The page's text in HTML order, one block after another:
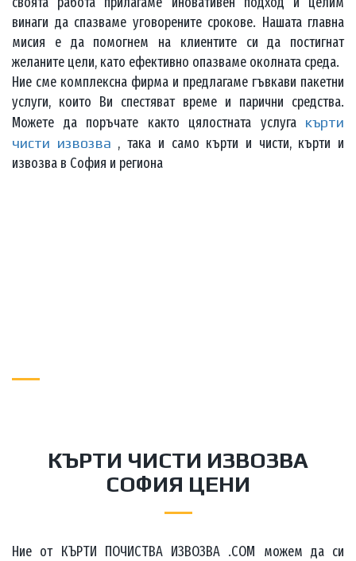
винаги да спазваме уговорените срокове. Нашата главна
мисия е да помогнем на клиентите си да постигнат
желаните цели, като ефективно опазваме околната среда.
Ние сме комплексна фирма и предлагаме гъвкави пакетни
услуги, които Ви спестяват време и парични средства.
Можете да поръчате както цялостната услугакърти
чисти извозва , така и само кърти и чисти, кърти и
извозва в София и региона
КЪРТИ ЧИСТИ ИЗВОЗВА
СОФИЯ ЦЕНИ
Ние от КЪРТИ ПОЧИСТВА ИЗВОЗВА .COM можем да си